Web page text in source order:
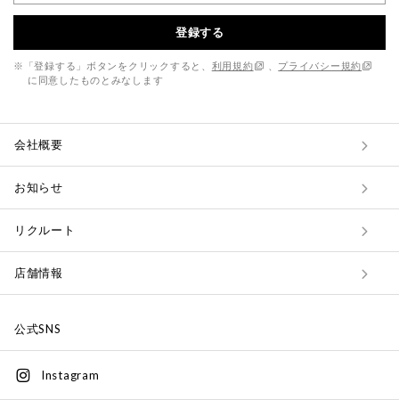
登録する
※「登録する」ボタンをクリックすると、 利用規約
プライバシー規約
に同意したものとみなします
会社概要
お知らせ
リクルート
店舗情報
公式SNS
Instagram